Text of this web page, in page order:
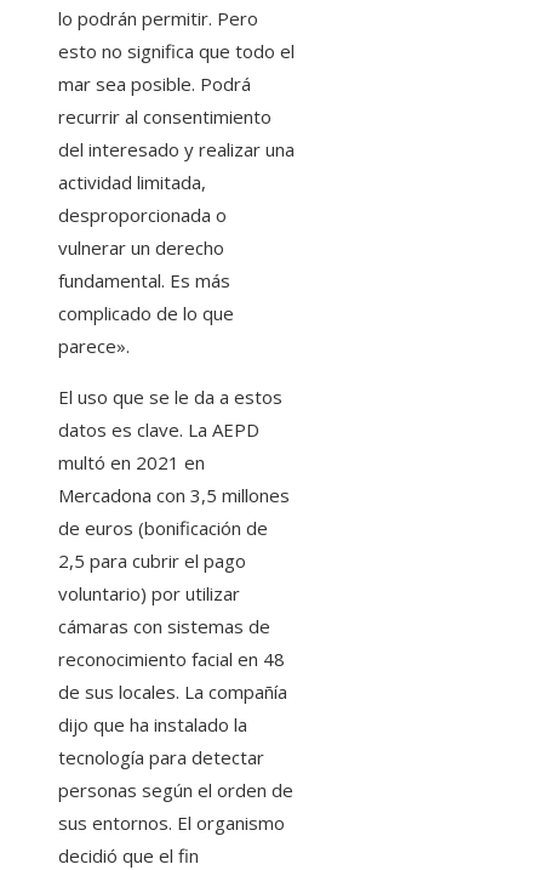
lo podrán permitir. Pero
esto no significa que todo el
mar sea posible. Podrá
recurrir al consentimiento
del interesado y realizar una
actividad limitada,
desproporcionada o
vulnerar un derecho
fundamental. Es más
complicado de lo que
parece».
El uso que se le da a estos
datos es clave. La AEPD
multó en 2021 en
Mercadona con 3,5 millones
de euros (bonificación de
2,5 para cubrir el pago
voluntario) por utilizar
cámaras con sistemas de
reconocimiento facial en 48
de sus locales. La compañía
dijo que ha instalado la
tecnología para detectar
personas según el orden de
sus entornos. El organismo
decidió que el fin